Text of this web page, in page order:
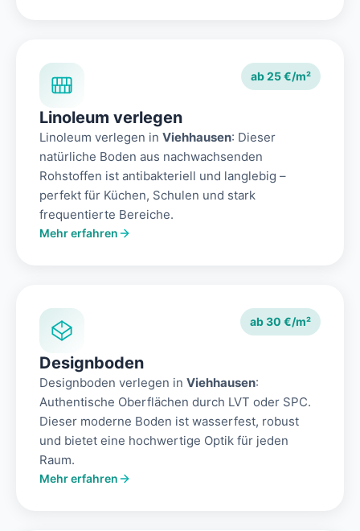
ab 25 €/m²
Linoleum verlegen
Linoleum verlegen in Viehhausen: Dieser
natürliche Boden aus nachwachsenden
Rohstoffen ist antibakteriell und langlebig –
perfekt für Küchen, Schulen und stark
frequentierte Bereiche.
Mehr erfahren
ab 30 €/m²
Designboden
Designboden verlegen in Viehhausen:
Authentische Oberflächen durch LVT oder SPC.
Dieser moderne Boden ist wasserfest, robust
und bietet eine hochwertige Optik für jeden
Raum.
Mehr erfahren